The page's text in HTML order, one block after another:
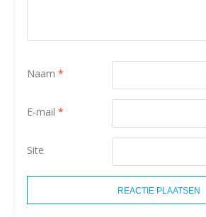
Naam *
E-mail *
Site